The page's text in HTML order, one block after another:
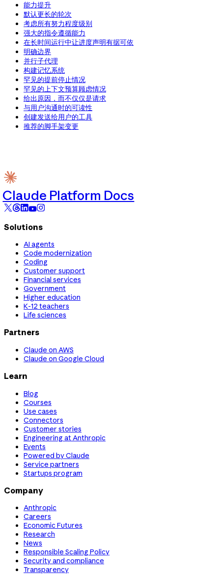
能力提升
默认更长的轮次
考虑所有努力程度级别
强大的指令遵循能力
在长时间运行中让进度声明有据可依
明确边界
并行子代理
构建记忆系统
罕见的提前停止情况
罕见的上下文预算顾虑情况
给出原因，而不仅仅是请求
与用户沟通时的可读性
创建发送给用户的工具
推荐的脚手架变更
Claude Platform Docs
Solutions
AI agents
Code modernization
Coding
Customer support
Financial services
Government
Higher education
K-12 teachers
Life sciences
Partners
Claude on AWS
Claude on Google Cloud
Learn
Blog
Courses
Use cases
Connectors
Customer stories
Engineering at Anthropic
Events
Powered by Claude
Service partners
Startups program
Company
Anthropic
Careers
Economic Futures
Research
News
Responsible Scaling Policy
Security and compliance
Transparency